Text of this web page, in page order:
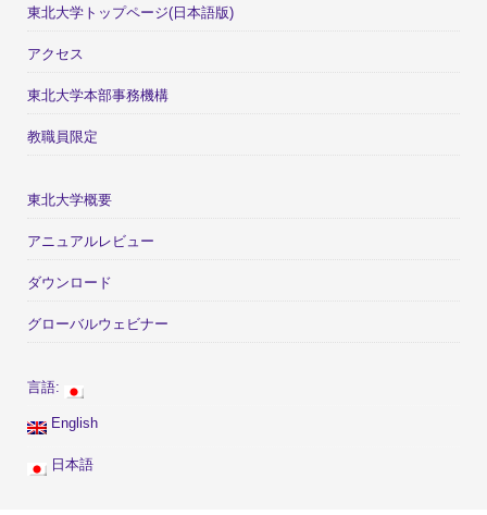
東北大学トップページ(日本語版)
アクセス
東北大学本部事務機構
教職員限定
東北大学概要
アニュアルレビュー
ダウンロード
グローバルウェビナー
言語:
English
日本語